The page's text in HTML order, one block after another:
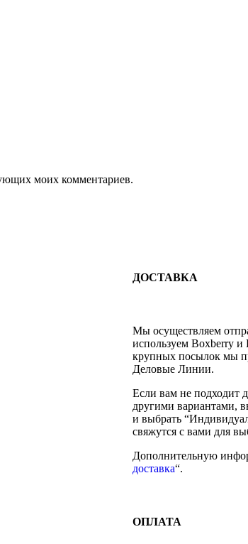
моих комментариев.
ДОСТАВКА
Мы осуществляем
используем Boxberry
крупных посылок мы
Деловые Линии.
Если вам не подходит
другими вариантами,
и выбрать
свяжутся с вами для
Дополнительную
доставка“.
ОПЛАТА